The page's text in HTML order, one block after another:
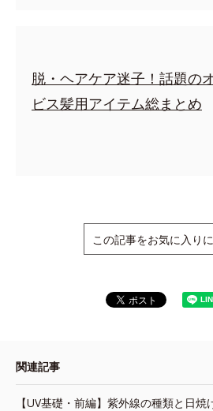
脱・ヘアケア迷子！話題の
ビス髪用アイテム総まとめ
この記事をお気に入り
関連記事
【UV基礎・前編】紫外線の種類と日